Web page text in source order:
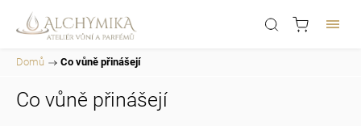
Domů / Co vůně přinášejí
Co vůně přinášejí